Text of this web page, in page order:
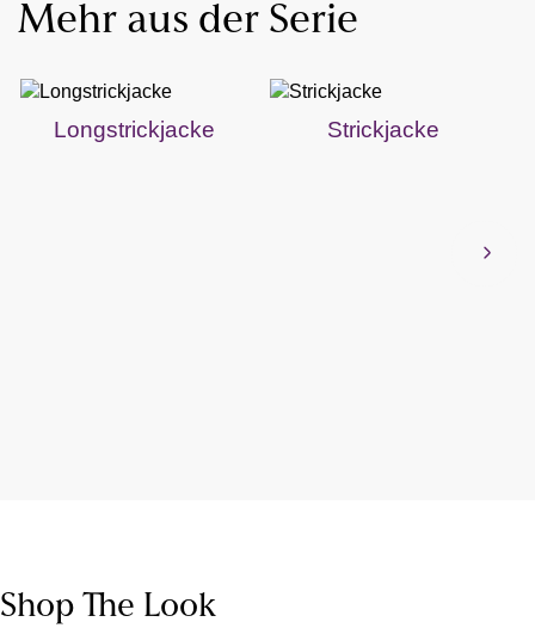
Mehr aus der Serie
Longstrickjacke Strickjacke
Shop The Look